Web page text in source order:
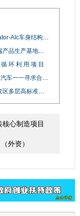
环 利 用 项 目
心制造项目
外资）